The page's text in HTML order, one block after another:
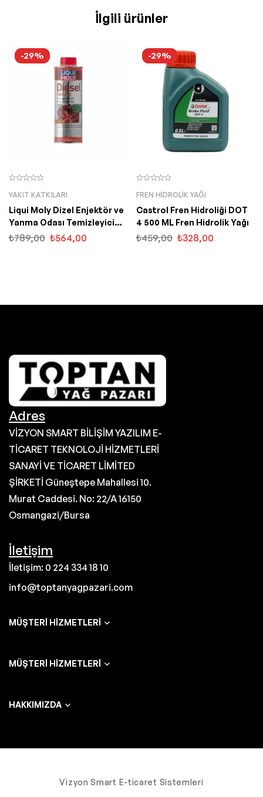
İlgili ürünler
-29%
YAKIT KATKILARI
Liqui Moly Dizel Enjektör ve
Yanma Odası Temizleyici
500 ML (5170)
₺789,00 ₺564,00
-29%
FREN HIDROLIK YAĞI
Castrol Fren Hidroliği DOT
4 500 ML Fren Hidrolik Yağı
₺459,00 ₺328,00
Adres
VİZYON SMART BİLİŞİM YAZILIM E-
TİCARET TEKNOLOJİ HİZMETLERİ
SANAYİ VE TİCARET LİMİTED
ŞİRKETİ Güneştepe Mahallesi 10.
Murat Caddesi. No: 22/A 16150
Osmangazi/Bursa
İletişim
İletişim: 0 224 334 18 10
info@toptanyagpazari.com
MÜŞTERI HIZMETLERI
MÜŞTERI HIZMETLERI
HAKKIMIZDA
Vizyon Smart E-ticaret Sistemleri